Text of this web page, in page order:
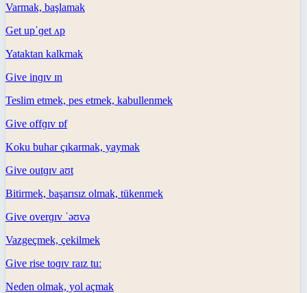
Varmak, başlamak
Get upˈɡet ʌp
Yataktan kalkmak
Give inɡɪv ɪn
Teslim etmek, pes etmek, kabullenmek
Give offɡɪv ɒf
Koku buhar çıkarmak, yaymak
Give outɡɪv aʊt
Bitirmek, başarısız olmak, tükenmek
Give overɡɪv ˈəʊvə
Vazgeçmek, çekilmek
Give rise toɡɪv raɪz tuː
Neden olmak, yol açmak